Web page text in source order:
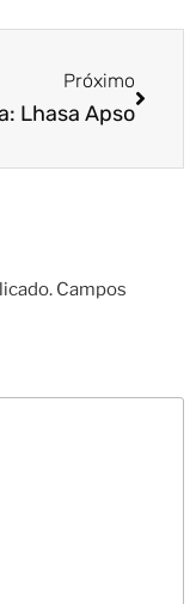
Próximo
Lhasa Apso
Campos